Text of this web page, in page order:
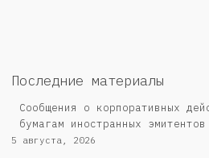
Последние материалы
Сообщения о корпоративных
бумагам иностранных эмитентов
5 августа, 2026